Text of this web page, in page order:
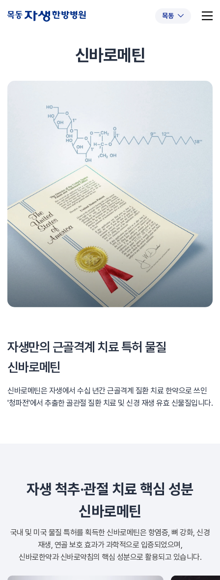
목동
#추나요법
신바로메틴
자생만의 근골격계 치료 특허 물질
신바로메틴
신바로메틴은 자생에서 수십 년간 근골격계 질환 치료 한약으로 쓰인
'청파전'에서 추출한 골관절 질환 치료 및 신경 재생 유효 신물질입니다.
자생 척추·관절 치료 핵심 성분
신바로메틴
국내 및 미국 물질 특허를 획득한 신바로메틴은 항염증, 뼈 강화, 신경
재생, 연골 보호 효과가 과학적으로 입증되었으며,
신바로한약과 신바로약침의 핵심 성분으로 활용되고 있습니다.